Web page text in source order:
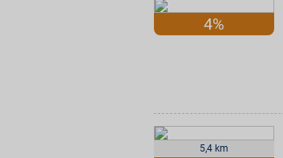
4%
5,4 km